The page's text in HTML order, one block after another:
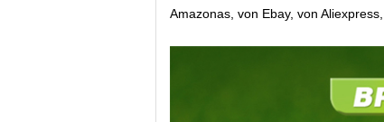
Amazonas, von Ebay, von